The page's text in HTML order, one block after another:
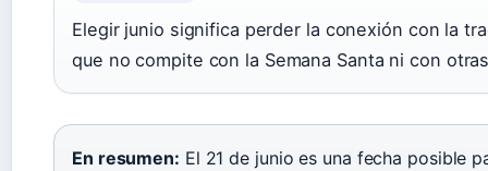
Elegir junio significa perder la conexión con la
que no compite con la Semana Santa ni con
En resumen: El 21 de junio es una fecha posible